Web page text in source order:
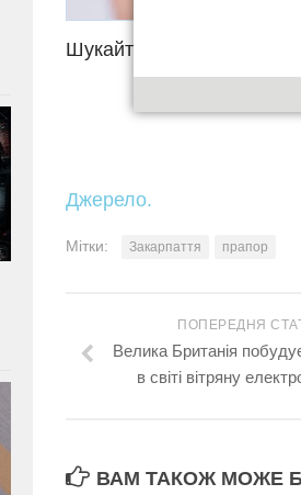
Шукайте деталі в групі
Джерело.
Мітки: Закарпаття прапор
ПОПЕРЕДНЯ
Велика Британія
в світі вітряну
ВАМ ТАКОЖ МОЖЕ